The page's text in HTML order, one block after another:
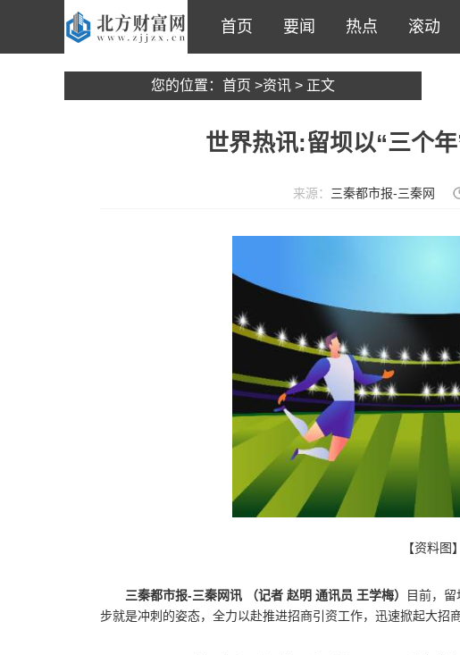
首页 要闻 热点 滚动
您的位置： 首页 >资讯 > 正文
世界热讯:留坝以“三个
来源： 三秦都市报-三秦网
【资料图】
三秦都市报-三秦网讯 （记者 赵明 通讯员 王学梅）
目前，
步就是冲刺的姿态，全力以赴推进招商引资工作，迅速掀起大招